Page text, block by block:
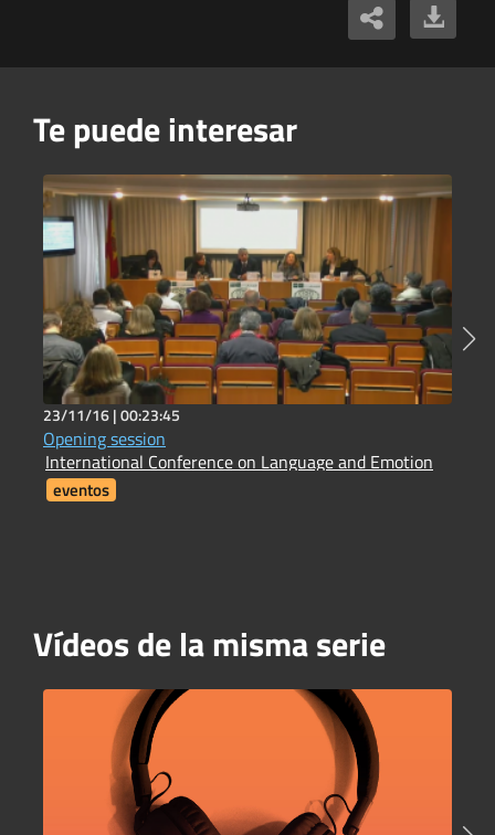
Te puede interesar
23/11/16 |00:23:45
Opening session
International Conference on Language and Emotion
eventos
Vídeos de la misma serie